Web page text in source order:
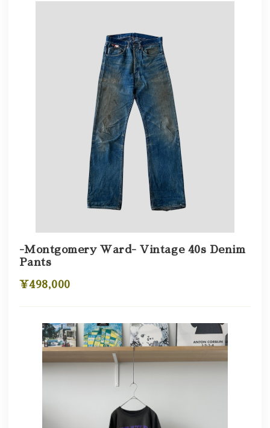
-Montgomery Ward- Vintage 40s Denim
Pants
¥498,000